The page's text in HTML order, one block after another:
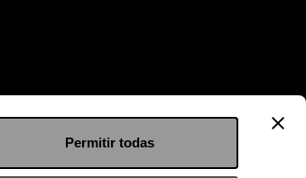
Permitir todas